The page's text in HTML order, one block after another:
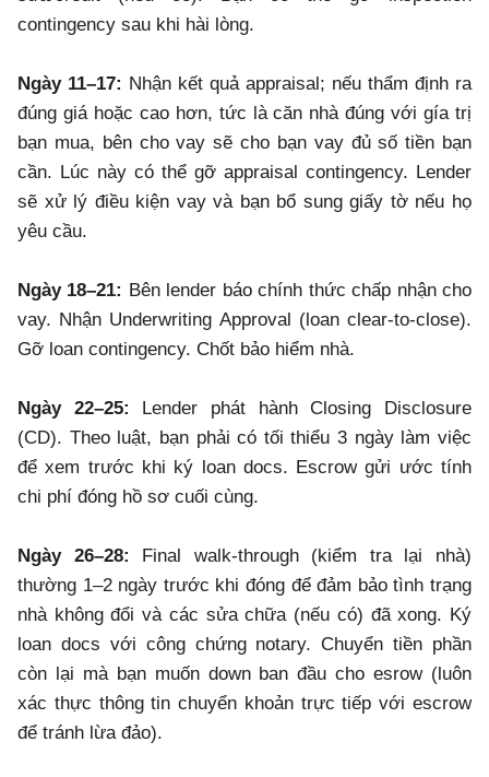
contingency sau khi hài lòng.
Ngày 11–17: Nhận kết quả appraisal; nếu thẩm định ra
đúng giá hoặc cao hơn, tức là căn nhà đúng với gía trị
bạn mua, bên cho vay sẽ cho bạn vay đủ số tiền bạn
cần. Lúc này có thể gỡ appraisal contingency. Lender
sẽ xử lý điều kiện vay và bạn bổ sung giấy tờ nếu họ
yêu cầu.
Ngày 18–21: Bên lender báo chính thức chấp nhận cho
vay. Nhận Underwriting Approval (loan clear-to-close).
Gỡ loan contingency. Chốt bảo hiểm nhà.
Ngày 22–25: Lender phát hành Closing Disclosure
(CD). Theo luật, bạn phải có tối thiểu 3 ngày làm việc
để xem trước khi ký loan docs. Escrow gửi ước tính
chi phí đóng hồ sơ cuối cùng.
Ngày 26–28: Final walk-through (kiểm tra lại nhà)
thường 1–2 ngày trước khi đóng để đảm bảo tình trạng
nhà không đổi và các sửa chữa (nếu có) đã xong. Ký
loan docs với công chứng notary. Chuyển tiền phần
còn lại mà bạn muốn down ban đầu cho esrow (luôn
xác thực thông tin chuyển khoản trực tiếp với escrow
để tránh lừa đảo).